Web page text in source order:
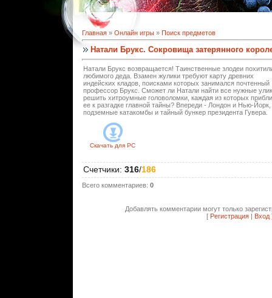
Главная » Онлайн игры » Поиск предметов
Натали Брукс. Сокровища затерянного
Натали Брукс возвращается! Таинственные злодеи
любимого деда. Взамен жулики требуют карту древних
индейских кладов, поисками которых занимался почтенный
профессор Брукс. Сможет ли Натали найти все нужные
решить хитроумные головоломки, каждая из которых
ее к разгадке главной тайны? Впереди - Лондон и Нью-Йорк,
подземные катакомбы и тайный бункер президента Гувера.
Скачать для PC
Счетчики: 316/186
Всего комментариев: 0
Добавлять комментарии могут только
[ Регистрация Вход